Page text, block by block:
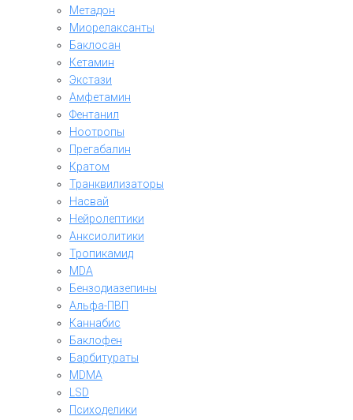
Метадон
Миорелаксанты
Баклосан
Кетамин
Экстази
Амфетамин
Фентанил
Ноотропы
Прегабалин
Кратом
Транквилизаторы
Насвай
Нейролептики
Анксиолитики
Тропикамид
MDA
Бензодиазепины
Альфа-ПВП
Каннабис
Баклофен
Барбитураты
MDMA
LSD
Психоделики